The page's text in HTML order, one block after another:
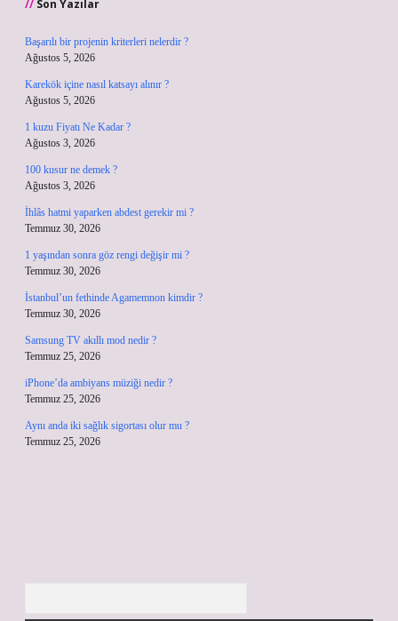
Son Yazılar
Başarılı bir projenin kriterleri nelerdir ?
Ağustos 5, 2026
Karekök içine nasıl katsayı alınır ?
Ağustos 5, 2026
1 kuzu Fiyatı Ne Kadar ?
Ağustos 3, 2026
100 kusur ne demek ?
Ağustos 3, 2026
İhlâs hatmi yaparken abdest gerekir mi ?
Temmuz 30, 2026
1 yaşından sonra göz rengi değişir mi ?
Temmuz 30, 2026
İstanbul’un fethinde Agamemnon kimdir ?
Temmuz 30, 2026
Samsung TV akıllı mod nedir ?
Temmuz 25, 2026
iPhone’da ambiyans müziği nedir ?
Temmuz 25, 2026
Aynı anda iki sağlık sigortası olur mu ?
Temmuz 25, 2026